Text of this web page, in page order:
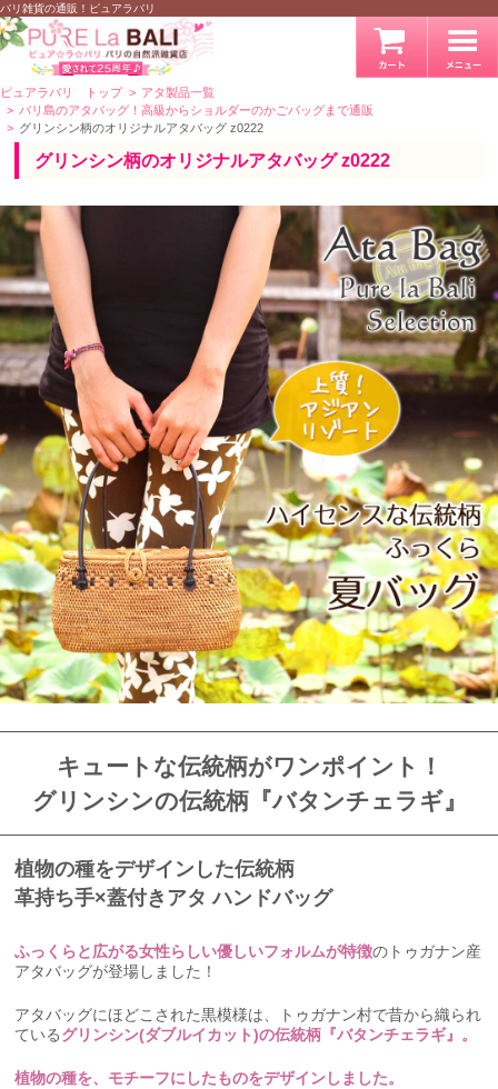
バリ雑貨の通販！ピュアラバリ
ピュアラバリ トップ
アタ製品一覧
バリ島のアタバッグ！高級からショルダーのかごバッグまで通販
グリンシン柄のオリジナルアタバッグ z0222
グリンシン柄のオリジナルアタバッグ z0222
キュートな伝統柄がワンポイント！
グリンシンの伝統柄『バタンチェラギ』
植物の種をデザインした伝統柄
革持ち手×蓋付きアタ ハンドバッグ
ふっくらと広がる女性らしい優しいフォルムが特徴のトゥガナン産
アタバッグが登場しました！
アタバッグにほどこされた黒模様は、トゥガナン村で昔から織られ
ているグリンシン(ダブルイカット)の伝統柄『バタンチェラギ』。
植物の種を、モチーフにしたものをデザインしました。